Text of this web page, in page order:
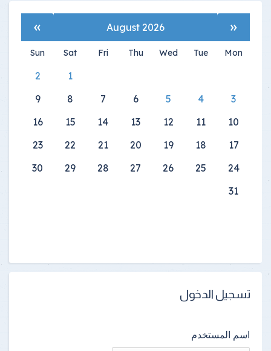
«
August 2026
»
Mon
Tue
Wed
Thu
Fri
Sat
Sun
1
2
3
4
5
6
7
8
9
10
11
12
13
14
15
16
17
18
19
20
21
22
23
24
25
26
27
28
29
30
31
تسجيل الدخول
اسم المستخدم